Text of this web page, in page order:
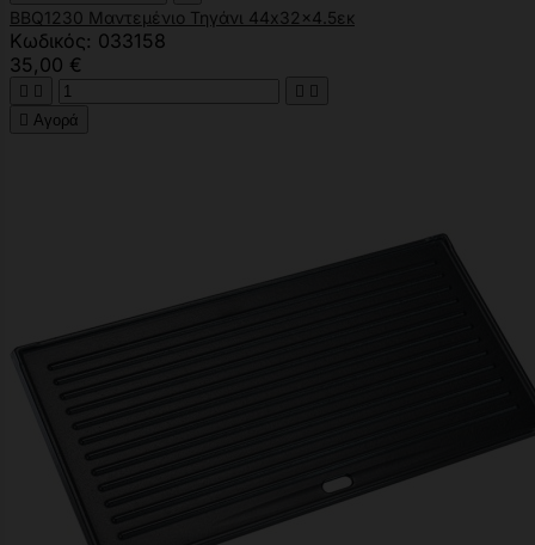
BBQ1230 Μαντεμένιο Τηγάνι 44x32x4.5εκ
Κωδικός: 033158
35,00 €
   
 Αγορά